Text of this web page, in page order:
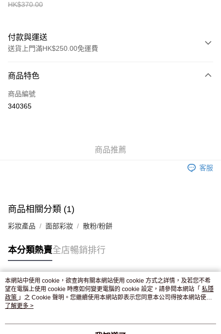
HK$370.00
付款與運送
送貨上門滿HK$250.00免運費
信用卡
Apple Pay
付款後門市自取，訂單確認後2-4個工作天到店，7天內取。逾期後
商品特色
商品編號
340365
商品推薦
客服
商品相關分類 (1)
彩妝產品 面部彩妝 散粉/粉餅
本分類熱賣全店暢銷排行
熱門標籤
熱銷排行
本網站中使用 cookie，欲查詢有關本網站使用 cookie 方式之詳情，及若您不希
望在電腦上使用 cookie 時應如何變更電腦的 cookie 設定，請參閱本網站「 私隱
政策 」之 Cookie 聲明。您繼續使用本網站即表示您同意本公司得按本網站使用
條款之 Cookie 聲明使用 cookie。
了解更多 >